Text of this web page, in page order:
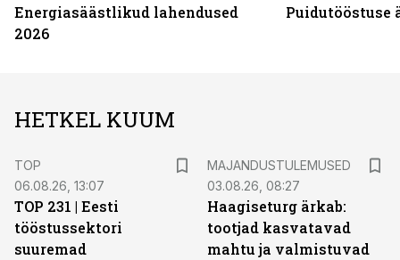
Energiasäästlikud lahendused
2026
Puidutööstuse
HETKEL KUUM
TOP
06.08.26, 13:07
TOP 231 | Eesti
tööstussektori
suuremad
MAJANDUSTULEMUSED
03.08.26, 08:27
Haagiseturg ärkab:
tootjad kasvatavad
mahtu ja valmistuvad